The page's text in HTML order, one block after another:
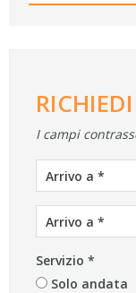
I campi
Servizio *
Solo andata